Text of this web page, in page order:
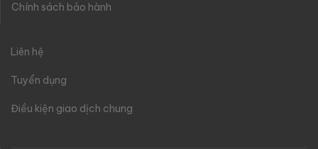
Chính sách bảo hành
Liên hệ
Tuyển dụng
Điều kiện giao dịch chung